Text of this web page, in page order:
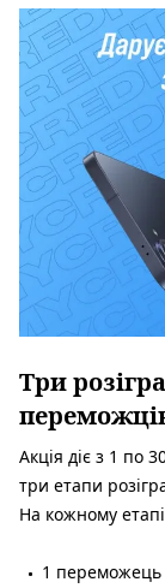
Три
Акція діє з 1 по
три етапи
На кожному
1 переможець